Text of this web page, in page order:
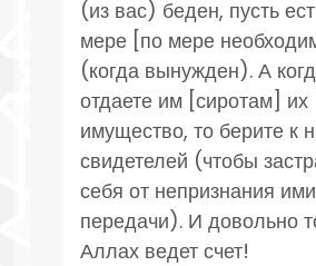
(из вас) беден, пусть
мере [по мере
(когда вынужден). А
отдаете им [сиротам] их
имущество, то берите к
свидетелей (чтобы
себя от непризнания
передачи). И довольно
Аллах ведет счет!